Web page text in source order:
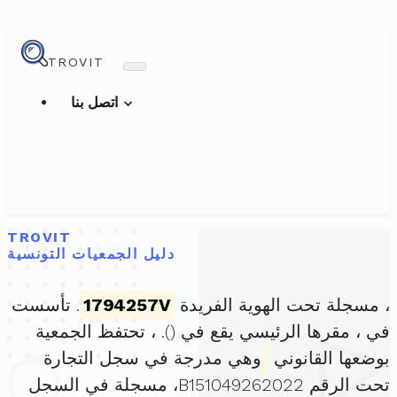
TROVIT
TROVIT
دليل الجمعيات التونسية
، مسجلة تحت الهوية الفريدة 1794257V . تأسست
في ، مقرها الرئيسي يقع في (). ، تحتفظ الجمعية
بوضعها القانوني
وهي مدرجة في سجل التجارة
تحت الرقم B151049262022، مسجلة في السجل